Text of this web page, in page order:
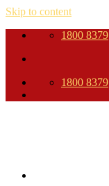
Skip to content
1800 8379
1800 8379